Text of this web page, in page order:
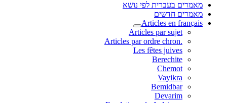
מאמרים בעברית לפי נושא
מאמרים חדשים
Articles en français
Articles par sujet
.Articles par ordre chron
Les fêtes juives
Berechite
Chemot
Vayikra
Bemidbar
Devarim